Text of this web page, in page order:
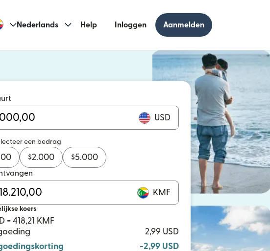
Nederlands Help Inloggen Aanmelden
USD
een bedrag
$2.000 $5.000
KMF
koers
= 418,21 KMF
2,99 USD
-2,99 USD